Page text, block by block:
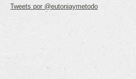
Tweets por @eutoniaymetodo